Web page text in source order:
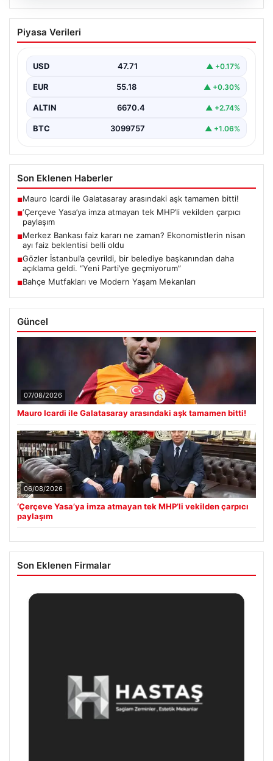
06.08.2026
‘Çerçeve Yasa’ya imza atmayan tek
MHP’li vekilden çarpıcı paylaşım
Piyasa Verileri
USD 47.71 ▲ +0.17%
EUR 55.18 ▲ +0.30%
ALTIN 6670.4 ▲ +2.74%
BTC 3099757 ▲ +1.06%
Son Eklenen Haberler
■Mauro Icardi ile Galatasaray arasındaki aşk tamamen bitti!
■‘Çerçeve Yasa’ya imza atmayan tek MHP’li vekilden çarpıcı
paylaşım
■Merkez Bankası faiz kararı ne zaman? Ekonomistlerin nisan
ayı faiz beklentisi belli oldu
■Gözler İstanbul’a çevrildi, bir belediye başkanından daha
açıklama geldi. “Yeni Parti’ye geçmiyorum”
■Bahçe Mutfakları ve Modern Yaşam Mekanları
Güncel
07/08/2026
Mauro Icardi ile Galatasaray arasındaki aşk tamamen bitti!
06/08/2026
‘Çerçeve Yasa’ya imza atmayan tek MHP’li vekilden çarpıcı
paylaşım
Son Eklenen Firmalar